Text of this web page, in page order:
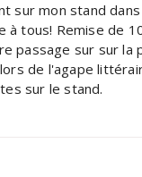
sur mon stand
à tous! Remise de
passage sur sur
de l'agape
sur le stand.